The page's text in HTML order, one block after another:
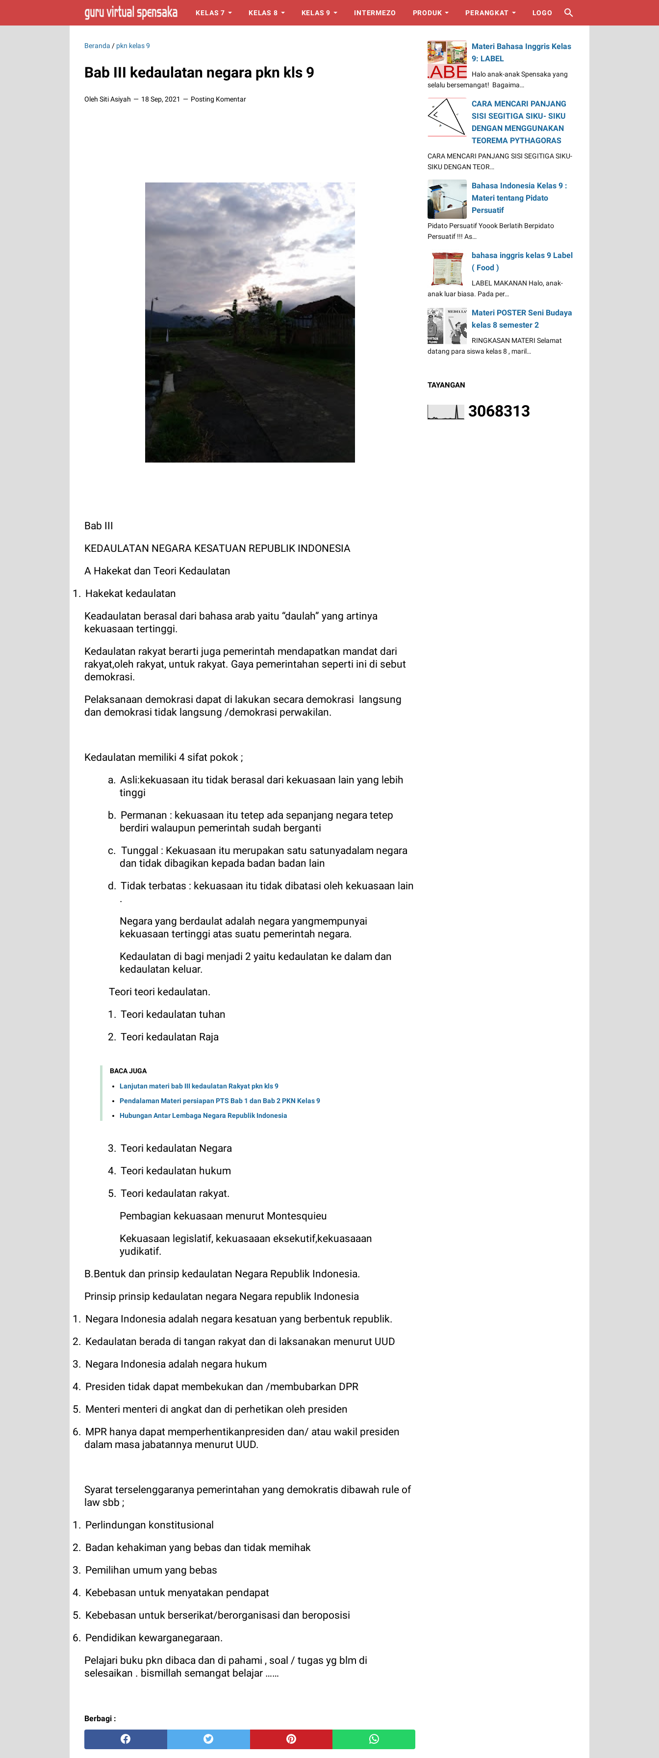
KELAS 7 KELAS 8 KELAS 9 INTERMEZO PRODUK PERANGKAT LOGO
Beranda / pkn kelas 9
Bab III kedaulatan negara pkn kls 9
Oleh Siti Asiyah 18 Sep, 2021 Posting Komentar
Bab III
KEDAULATAN NEGARA KESATUAN REPUBLIK INDONESIA
A Hakekat dan Teori Kedaulatan
1. Hakekat kedaulatan
Keadaulatan berasal dari bahasa arab yaitu “daulah” yang artinya
kekuasaan tertinggi.
Kedaulatan rakyat berarti juga pemerintah mendapatkan mandat dari
rakyat,oleh rakyat, untuk rakyat. Gaya pemerintahan seperti ini di sebut
demokrasi.
Pelaksanaan demokrasi dapat di lakukan secara demokrasi langsung
dan demokrasi tidak langsung /demokrasi perwakilan.
Kedaulatan memiliki 4 sifat pokok ;
a. Asli:kekuasaan itu tidak berasal dari kekuasaan lain yang lebih
tinggi
b. Permanan : kekuasaan itu tetep ada sepanjang negara tetep
berdiri walaupun pemerintah sudah berganti
c. Tunggal : Kekuasaan itu merupakan satu satunyadalam negara
dan tidak dibagikan kepada badan badan lain
d. Tidak terbatas : kekuasaan itu tidak dibatasi oleh kekuasaan lain
.
Negara yang berdaulat adalah negara yangmempunyai
kekuasaan tertinggi atas suatu pemerintah negara.
Kedaulatan di bagi menjadi 2 yaitu kedaulatan ke dalam dan
kedaulatan keluar.
Teori teori kedaulatan.
1. Teori kedaulatan tuhan
2. Teori kedaulatan Raja
BACA JUGA
Lanjutan materi bab III kedaulatan Rakyat pkn kls 9
Pendalaman Materi persiapan PTS Bab 1 dan Bab 2 PKN Kelas 9
Hubungan Antar Lembaga Negara Republik Indonesia
3. Teori kedaulatan Negara
4. Teori kedaulatan hukum
5. Teori kedaulatan rakyat.
Pembagian kekuasaan menurut Montesquieu
Kekuasaan legislatif, kekuasaaan eksekutif,kekuasaaan
yudikatif.
B.Bentuk dan prinsip kedaulatan Negara Republik Indonesia.
Prinsip prinsip kedaulatan negara Negara republik Indonesia
1. Negara Indonesia adalah negara kesatuan yang berbentuk republik.
2. Kedaulatan berada di tangan rakyat dan di laksanakan menurut UUD
3. Negara Indonesia adalah negara hukum
4. Presiden tidak dapat membekukan dan /membubarkan DPR
5. Menteri menteri di angkat dan di perhetikan oleh presiden
6. MPR hanya dapat memperhentikanpresiden dan/ atau wakil presiden
dalam masa jabatannya menurut UUD.
Syarat terselenggaranya pemerintahan yang demokratis dibawah rule of
law sbb ;
1. Perlindungan konstitusional
2. Badan kehakiman yang bebas dan tidak memihak
3. Pemilihan umum yang bebas
4. Kebebasan untuk menyatakan pendapat
5. Kebebasan untuk berserikat/berorganisasi dan beroposisi
6. Pendidikan kewarganegaraan.
Pelajari buku pkn dibaca dan di pahami , soal / tugas yg blm di
selesaikan . bismillah semangat belajar ……
Berbagi :
Materi Bahasa Inggris Kelas
9: LABEL
Halo anak-anak Spensaka yang
selalu bersemangat! Bagaima…
CARA MENCARI PANJANG
SISI SEGITIGA SIKU- SIKU
DENGAN MENGGUNAKAN
TEOREMA PYTHAGORAS
CARA MENCARI PANJANG SISI SEGITIGA SIKU-
SIKU DENGAN TEOR…
Bahasa Indonesia Kelas 9 :
Materi tentang Pidato
Persuatif
Pidato Persuatif Yoook Berlatih Berpidato
Persuatif !!! As…
bahasa inggris kelas 9 Label
( Food )
LABEL MAKANAN Halo, anak-
anak luar biasa. Pada per…
Materi POSTER Seni Budaya
kelas 8 semester 2
RINGKASAN MATERI Selamat
datang para siswa kelas 8 , maril…
TAYANGAN
3068313